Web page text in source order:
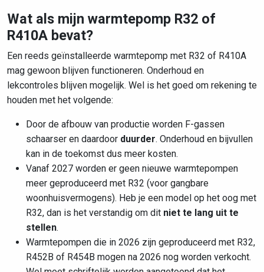
Wat als mijn warmtepomp R32 of
R410A bevat?
Een reeds geïnstalleerde warmtepomp met R32 of R410A
mag gewoon blijven functioneren. Onderhoud en
lekcontroles blijven mogelijk. Wel is het goed om rekening te
houden met het volgende:
Door de afbouw van productie worden F-gassen
schaarser en daardoor duurder. Onderhoud en bijvullen
kan in de toekomst dus meer kosten.
Vanaf 2027 worden er geen nieuwe warmtepompen
meer geproduceerd met R32 (voor gangbare
woonhuisvermogens). Heb je een model op het oog met
R32, dan is het verstandig om dit niet te lang uit te
stellen.
Warmtepompen die in 2026 zijn geproduceerd met R32,
R452B of R454B mogen na 2026 nog worden verkocht.